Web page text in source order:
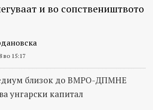
и во сопствеништвото
во 15:17
близок до ВМРО-ДПМНЕ
унгарски капитал